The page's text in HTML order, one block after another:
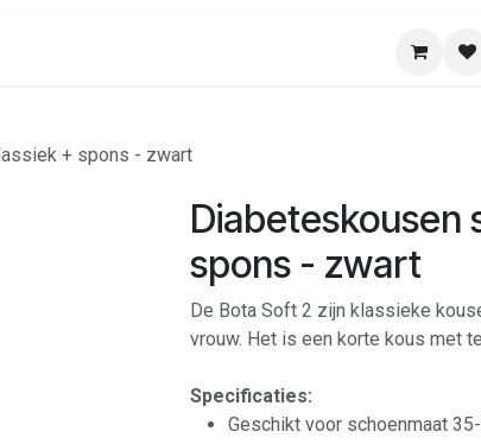
+ spons - zwart
Diabeteskousen
spons - zwart
De Bota Soft 2 zijn klassieke
vrouw. Het is een korte kous met
Specificaties:
Geschikt voor schoenmaat